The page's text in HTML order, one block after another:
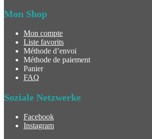
Mon Shop
Mon compte
Liste favorits
Méthode d’envoi
Méthode de paiement
Panier
FAQ
Soziale Netzwerke
Facebook
Instagram